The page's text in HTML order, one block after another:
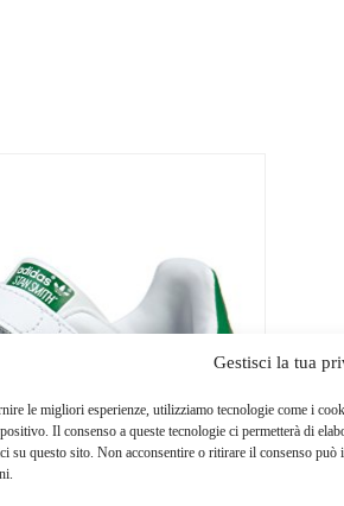
Gestisci la tua
le migliori esperienze, utilizziamo tecnologie come i
Il consenso a queste tecnologie ci permetterà di
su questo sito. Non acconsentire o ritirare il consenso può